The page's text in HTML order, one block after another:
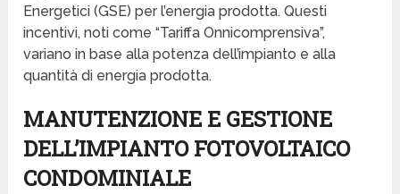
Energetici (GSE) per l’energia prodotta. Questi
incentivi, noti come “Tariffa Onnicomprensiva”,
variano in base alla potenza dell’impianto e alla
quantità di energia prodotta.
MANUTENZIONE E GESTIONE
DELL’IMPIANTO FOTOVOLTAICO
CONDOMINIALE